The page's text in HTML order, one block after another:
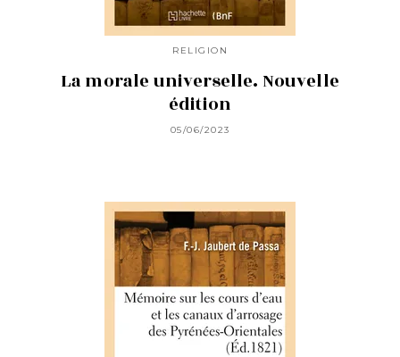
RELIGION
La morale universelle. Nouvelle
édition
05/06/2023